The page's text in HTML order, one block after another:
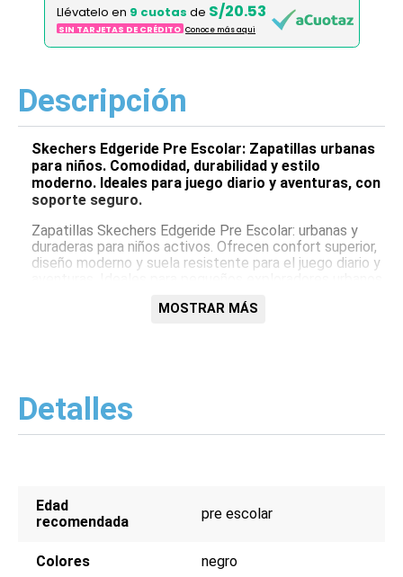
Llévatelo en 9 cuotas de S/20.53
SIN TARJETAS DE CRÉDITO Conoce más aqui
Descripción
Skechers Edgeride Pre Escolar: Zapatillas urbanas
para niños. Comodidad, durabilidad y estilo
moderno. Ideales para juego diario y aventuras, con
soporte seguro.
Zapatillas Skechers Edgeride Pre Escolar: urbanas y
duraderas para niños activos. Ofrecen confort superior,
diseño moderno y suela resistente para el juego diario y
Materiales duraderos y ligeros
Ajuste seguro y fácil de calzar
MOSTRAR MÁS
Detalles
Edad
recomendada
pre escolar
Colores negro